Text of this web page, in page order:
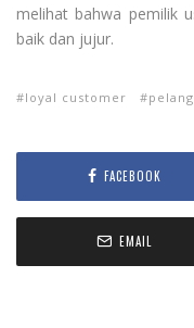
melihat bahwa pemilik
baik dan jujur.
loyal customer
FACEBOOK
EMAIL